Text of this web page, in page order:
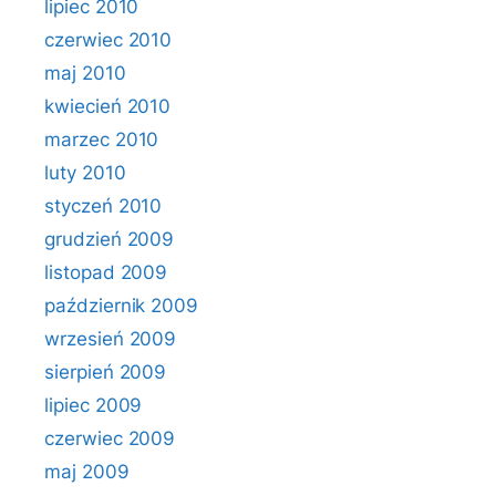
lipiec 2010
czerwiec 2010
maj 2010
kwiecień 2010
marzec 2010
luty 2010
styczeń 2010
grudzień 2009
listopad 2009
październik 2009
wrzesień 2009
sierpień 2009
lipiec 2009
czerwiec 2009
maj 2009